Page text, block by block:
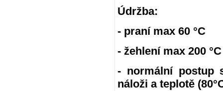
Údržba:
- praní max 60 °C
- žehlení max 200 °C
- normální postup
náloži a teplotě